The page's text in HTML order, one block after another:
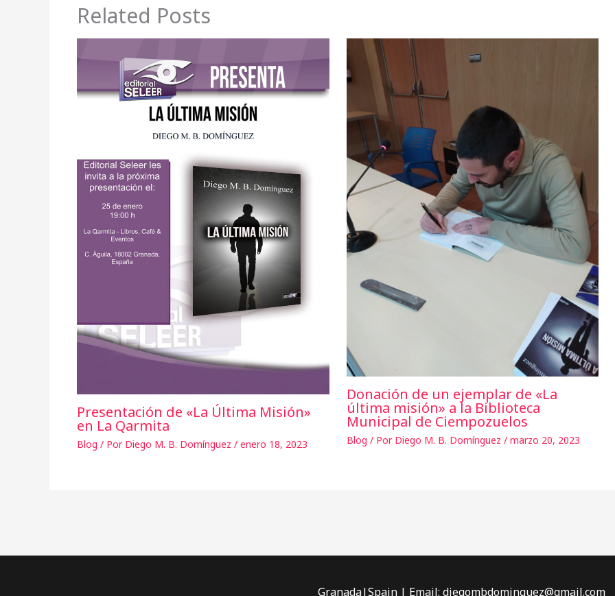
Related Posts
Presentación de «La Última Misión»
en La Qarmita
Blog / Por Diego M. B. Domínguez / enero 18, 2023
Donación de un ejemplar de «La
última misión» a la Biblioteca
Municipal de Ciempozuelos
Blog / Por Diego M. B. Domínguez / marzo 20, 2023
Granada|Spain | Email: diegombdominguez@gmail.com